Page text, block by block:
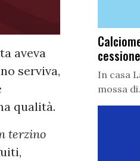
aveva
serviva,
qualità.
terzino
cessione
In casa
mossa